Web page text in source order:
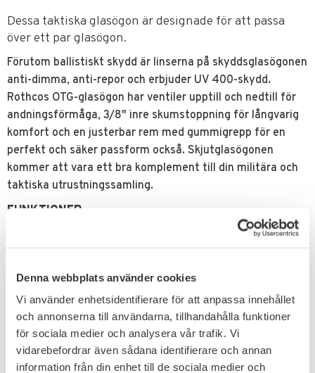
Denna webbplats använder cookies
Vi använder enhetsidentifierare för att anpassa innehållet
och annonserna till användarna, tillhandahålla funktioner
för sociala medier och analysera vår trafik. Vi
vidarebefordrar även sådana identifierare och annan
information från din enhet till de sociala medier och
Dessa taktiska glasögon är designade för att passa
över ett par glasögon.
Förutom ballistiskt skydd är linserna på skyddsglasögonen
anti-dimma, anti-repor och erbjuder UV 400-skydd.
Rothcos OTG-glasögon har ventiler upptill och nedtill för
andningsförmåga, 3/8" inre skumstoppning för långvarig
komfort och en justerbar rem med gummigrepp för en
perfekt och säker passform också. Skjutglasögonen
kommer att vara ett bra komplement till din militära och
taktiska utrustningssamling.
FUNKTIONER
Glasögon är inställda på militära (MIL-DTL-43511D)
Institute) standarder för skydd mot ballistiska
OTG-glasögonen (Over The Glasses) är designade för
att passa över dina receptbelagda glasögon eller
solglasögon med en 7/8 tums öppning på varje sida
2 mm tjocka polykarbonat linser mot dimma och